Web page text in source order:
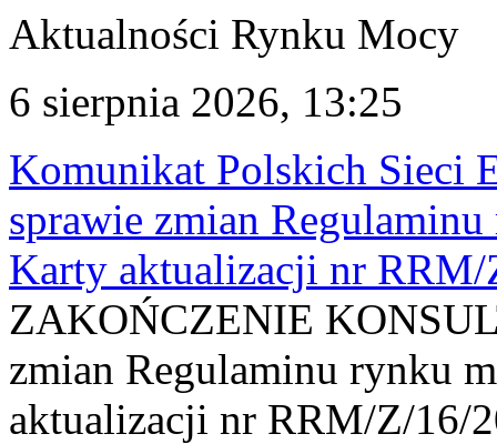
Aktualności Rynku Mocy
6 sierpnia 2026, 13:25
Komunikat Polskich Sieci
sprawie zmian
Karty aktualizacji nr
ZAKOŃCZENIE
zmian Regulaminu rynku
aktualizacji nr RRM/Z/16/